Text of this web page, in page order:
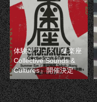
体験型フェス『集楽座
Collective Sounds &
Cultures』開催決定